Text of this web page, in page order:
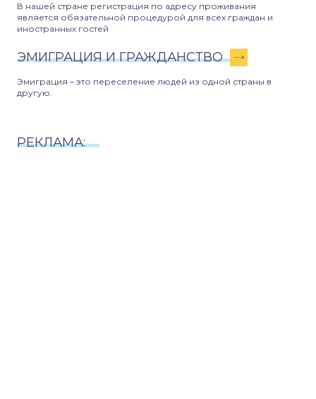
В нашей стране регистрация по адресу проживания
является обязательной процедурой для всех граждан и
иностранных гостей
ЭМИГРАЦИЯ И ГРАЖДАНСТВО
Эмиграция – это переселение людей из одной страны в
другую.
РЕКЛАМА: